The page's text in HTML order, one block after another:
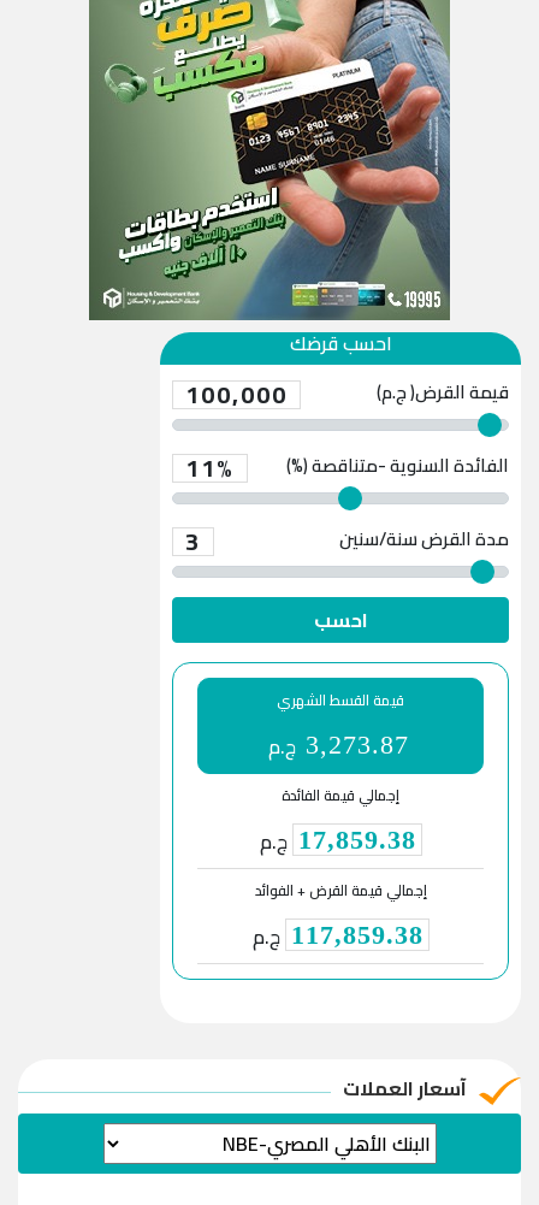
احسب قرضك
قيمة القرض( ج.م) 100,000
الفائدة السنوية -متناقصة (%) 11%
مدة القرض 3 سنة/سنين
احسب
قيمة القسط الشهري
3,273.87 ج.م
إجمالي قيمة الفائدة
17,859.38 ج.م
إجمالي قيمة القرض + الفوائد
117,859.38 ج.م
آسعار العملات